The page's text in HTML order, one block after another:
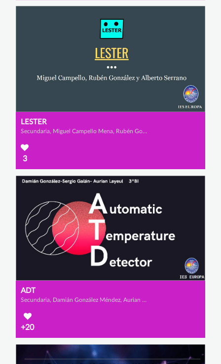
LESTER
Secundaria, Miguel Campello Mena, Rubén González Méndez y Alberto Serrano Martínez
3
ADT
Secundaria, Damián González Méndez, Aurian Layeul y Sergio Galán Torres
+20